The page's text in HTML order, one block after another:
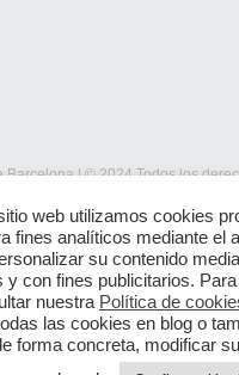
Barcelona | © 2024 Todos los
web utilizamos cookies
fines analíticos mediante el
su contenido
y con fines publicitarios.
nuestra Política de
las cookies en blog o
forma concreta, modificar